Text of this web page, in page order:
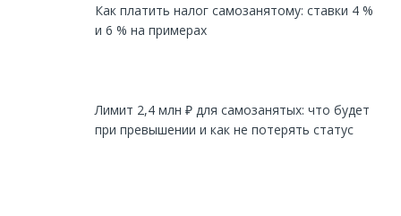
Как платить налог самозанятому: ставки 4 %
и 6 % на примерах
Лимит 2,4 млн ₽ для самозанятых: что будет
при превышении и как не потерять статус